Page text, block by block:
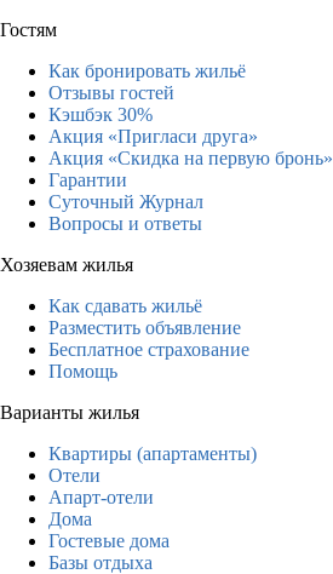
Гостям
Как бронировать жильё
Отзывы гостей
Кэшбэк 30%
Акция «Пригласи друга»
Акция «Скидка на первую бронь»
Гарантии
Суточный Журнал
Вопросы и ответы
Хозяевам жилья
Как сдавать жильё
Разместить объявление
Бесплатное страхование
Помощь
Варианты жилья
Квартиры (апартаменты)
Отели
Апарт-отели
Дома
Гостевые дома
Базы отдыха